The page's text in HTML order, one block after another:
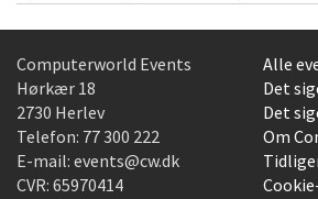
Computerworld Events
Hørkær 18
2730 Herlev
Telefon: 77 300 222
E-mail: events@cw.dk
CVR: 65970414
Alle
Det
Det
Om